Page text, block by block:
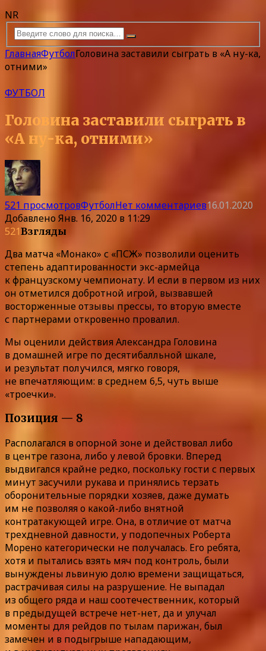
NR
ГлавнаяФутболГоловина заставили сыграть в «А ну-ка,
отними»
ФУТБОЛ
Головина заставили сыграть в
«А ну-ка, отними»
521 просмотровФутболНет комментариев16.01.2020
ДобавленоЯнв. 16, 2020 в 11:29
521Взгляды
Два матча «Монако» с «ПСЖ» позволили оценить
степень адаптированности экс-армейца
к французскому чемпионату. И если в первом из них
он отметился добротной игрой, вызвавшей
восторженные отзывы прессы, то вторую вместе
с партнерами откровенно провалил.
Мы оценили действия Александра Головина
в домашней игре по десятибалльной шкале,
и результат получился, мягко говоря,
не впечатляющим: в среднем 6,5, чуть выше
«троечки».
Позиция — 8
Располагался в опорной зоне и действовал либо
в центре газона, либо у левой бровки. Вперед
выдвигался крайне редко, поскольку гости с первых
минут засучили рукава и принялись терзать
оборонительные порядки хозяев, даже думать
им не позволяя о какой-либо внятной
контратакующей игре. Она, в отличие от матча
трехдневной давности, у подопечных Роберта
Морено категорически не получалась. Его ребята,
хотя и пытались взять мяч под контроль, были
вынуждены львиную долю времени защищаться,
растрачивая силы на разрушение. Не выпадал
из общего ряда и наш соотечественник, который
в предыдущей встрече нет-нет, да и улучал
моменты для рейдов по тылам парижан, был
замечен и в подыгрыше нападающим,